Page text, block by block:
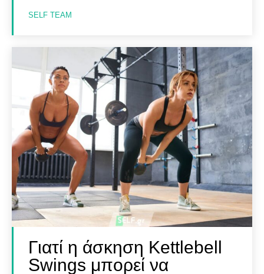
SELF TEAM
Γιατί η άσκηση Kettlebell
Swings μπορεί να